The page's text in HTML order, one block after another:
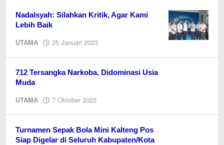
Nadalsyah: Silahkan Kritik, Agar Kami
Lebih Baik
UTAMA 25 Januari 2023
712 Tersangka Narkoba, Didominasi Usia
Muda
UTAMA 7 Oktober 2022
Turnamen Sepak Bola Mini Kalteng Pos
Siap Digelar di Seluruh Kabupaten/Kota